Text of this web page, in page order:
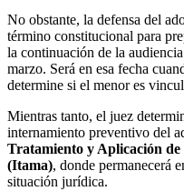
No obstante, la defensa del
término constitucional para
la continuación de la
marzo. Será en esa fecha
determine si el menor es
Mientras tanto, el juez
internamiento preventivo del
Tratamiento y Aplicación de
(Itama), donde permanecerá
situación jurídica.